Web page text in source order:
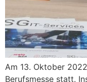
Am 13. Oktober
Berufsmesse statt.